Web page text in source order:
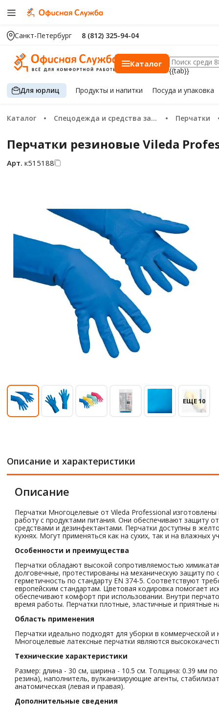
Санкт-Петербург 8 (812) 325-94-04
Каталог
{{tab}}
Для юрлиц Продуктыи напитки Посуда и упаковка
Каталог Спецодежда и средства защиты Перчатки
Перчатки резиновые Vileda
Арт. к515188
ЕЩЕ 10
Описание и характеристики
Описание
Перчатки Многоцелевые от Vileda Professional
работу с продуктами питания. Они обеспечивают защиту
средствами и дезинфектантами. Перчатки доступны в
кухнях. Могут применяться как на сухих, так и на влажных
Особенности и преимущества
Перчатки обладают высокой сопротивляемостью
долговечные, протестированы на механическую защиту
герметичность по стандарту EN 374-5. Соответствуют
европейским стандартам. Цветовая кодировка помогает
обеспечивают комфорт при использовании. Внутри
время работы. Перчатки плотные, эластичные и приятные
Область применения
Перчатки идеально подходят для уборки в коммерческой
Многоцелевые латексные перчатки являются
Технические характеристики
Размер: длина - 30 см, ширина - 10.5 см. Толщина: 0.39 мм по
резина), наполнитель, вулканизирующие агенты,
анатомическая (левая и правая).
Дополнительные сведения